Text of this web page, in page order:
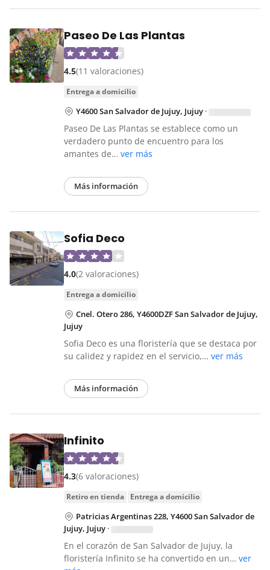
Paseo De Las Plantas
4.5(11 valoraciones)
entrega a domicilio
Y4600 San Salvador de Jujuy, Jujuy ·
Paseo De Las Plantas se establece como un
verdadero punto de encuentro para los
amantes de… ver más
Más información
Sofia Deco
4.0(2 valoraciones)
entrega a domicilio
Cnel. Otero 286, Y4600DZF San Salvador de Jujuy,
Jujuy
Sofia Deco es una floristería que se destaca por
su calidez y rapidez en el servicio,… ver más
Más información
Infinito
4.3(6 valoraciones)
retiro en tienda entrega a domicilio
Patricias Argentinas 228, Y4600 San Salvador de
Jujuy, Jujuy ·
En el corazón de San Salvador de Jujuy, la
floristería Infinito se ha convertido en un… ver